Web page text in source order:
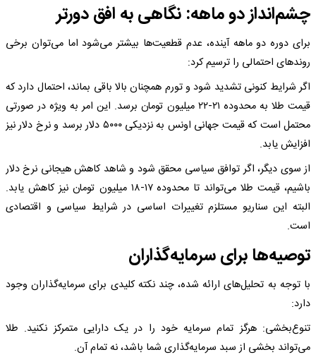
چشم‌انداز دو ماهه: نگاهی به افق دورتر
برای دوره دو ماهه آینده، عدم قطعیت‌ها بیشتر می‌شود اما می‌توان برخی
روندهای احتمالی را ترسیم کرد:
اگر شرایط کنونی تشدید شود و تورم همچنان بالا باقی بماند، احتمال دارد که
قیمت طلا به محدوده ۲۱-۲۲ میلیون تومان برسد. این امر به ویژه در صورتی
محتمل است که قیمت جهانی اونس به نزدیکی ۵۰۰۰ دلار برسد و نرخ دلار نیز
افزایش یابد.
از سوی دیگر، اگر توافق سیاسی محقق شود و شاهد کاهش هیجانی نرخ دلار
باشیم، قیمت طلا می‌تواند تا محدوده ۱۷-۱۸ میلیون تومان نیز کاهش یابد.
البته این سناریو مستلزم تغییرات اساسی در شرایط سیاسی و اقتصادی
است.
توصیه‌ها برای سرمایه‌گذاران
با توجه به تحلیل‌های ارائه شده، چند نکته کلیدی برای سرمایه‌گذاران وجود
دارد:
تنوع‌بخشی: هرگز تمام سرمایه خود را در یک دارایی متمرکز نکنید. طلا
می‌تواند بخشی از سبد سرمایه‌گذاری شما باشد، نه تمام آن.